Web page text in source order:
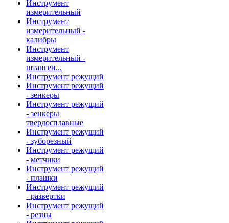
Инструмент
измерительный
Инструмент
измерительный -
калибры
Инструмент
измерительный -
штанген...
Инструмент режущий
Инструмент режущий
- зенкеры
Инструмент режущий
- зенкеры
твердосплавные
Инструмент режущий
- зуборезный
Инструмент режущий
- метчики
Инструмент режущий
- плашки
Инструмент режущий
- развертки
Инструмент режущий
- резцы